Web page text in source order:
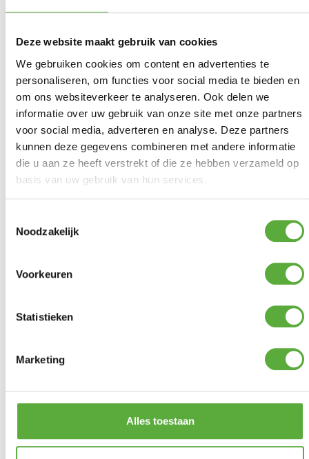
Deze website maakt gebruik van cookies
We gebruiken cookies om content en advertenties te
personaliseren, om functies voor social media te bieden en
om ons websiteverkeer te analyseren. Ook delen we
informatie over uw gebruik van onze site met onze partners
voor social media, adverteren en analyse. Deze partners
kunnen deze gegevens combineren met andere informatie
die u aan ze heeft verstrekt of die ze hebben verzameld op
basis van uw gebruik van hun services.
Noodzakelijk
Voorkeuren
Statistieken
Marketing
Alles toestaan
Snelle verzending & levering aan huis
SKU1402722
Kampeermeubelen,Kamperen
Merk:Bo-Camp
Productkleur Grijs
Kopersbescherming met Trusted Shops
Crespo Krukje/Voetensteun
AP-302 Air-Deluxe Blauw
Kampa Buisverlichting Sabre
Link 150 led Starterset